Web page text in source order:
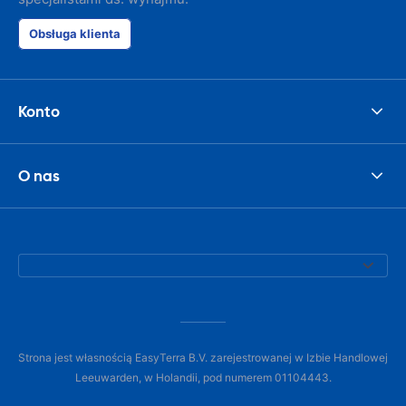
Obsługa klienta
Konto
O nas
Strona jest własnością EasyTerra B.V. zarejestrowanej w Izbie Handlowej
Leeuwarden, w Holandii, pod numerem 01104443.